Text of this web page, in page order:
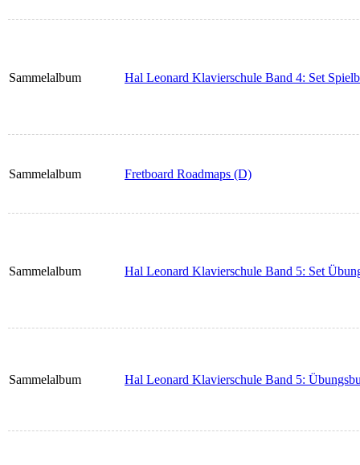
Sammelalbum Hal Leonard Klavierschule Band 4: Set
Sammelalbum Fretboard Roadmaps (D)
Sammelalbum Hal Leonard Klavierschule Band 5: Set
Sammelalbum Hal Leonard Klavierschule Band 5: